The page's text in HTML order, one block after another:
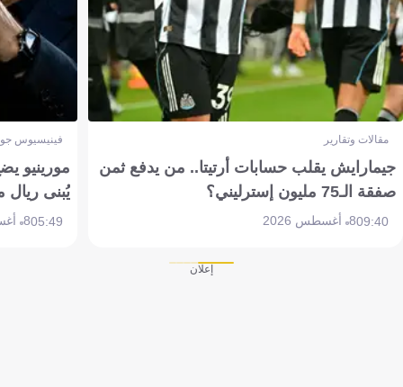
مقالات وتقارير
جيمارايش يقلب حسابات أرتيتا.. من يدفع ثمن
صفقة الـ75 مليون إسترليني؟
09:408 أغسطس 2026
فينيسيوس
مورينيو
يُبنى ريال
05:498 أغسطس 2026
إعلان